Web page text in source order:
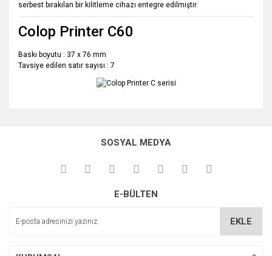
serbest bırakılan bir kilitleme cihazı entegre edilmiştir.
Colop Printer C60
Baskı boyutu : 37 x 76 mm
Tavsiye edilen satır sayısı : 7
Yorum Yaz
Görüş ve önerileriniz için teşekkür ederiz.
Ürün açıklamasında eksik bilgiler bulunuyor.
SOSYAL MEDYA
E-BÜLTEN
EKLE